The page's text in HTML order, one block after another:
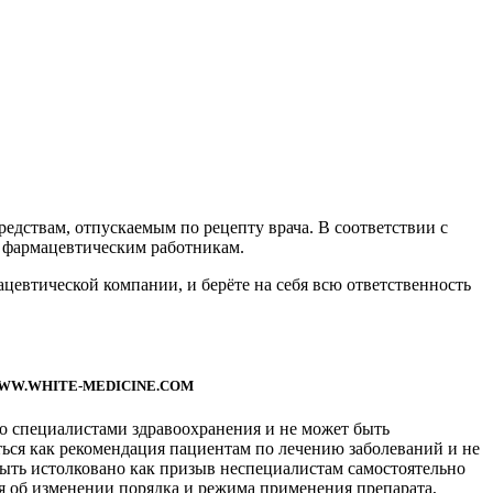
отпускаемым по рецепту врача. В соответствии с
работникам.
компании, и берёте на себя всю ответственность
MEDICINE.COM
специалистами здравоохранения и не может быть
как рекомендация пациентам по лечению заболеваний и не
истолковано как призыв неспециалистам самостоятельно
изменении порядка и режима применения препарата,